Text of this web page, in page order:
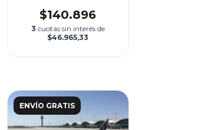
$140.896
3 cuotas sin interés de
$46.965,33
ENVÍO GRATIS